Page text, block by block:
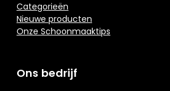
Categorieën
Nieuwe producten
Onze Schoonmaaktips
Ons bedrijf